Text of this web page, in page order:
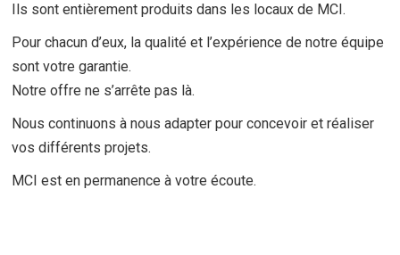
Ils sont entièrement produits dans les locaux de MCI.
Pour chacun d’eux, la qualité et l’expérience de notre équipe
sont votre garantie.
Notre offre ne s’arrête pas là.
Nous continuons à nous adapter pour concevoir et réaliser
vos différents projets.
MCI est en permanence à votre écoute.